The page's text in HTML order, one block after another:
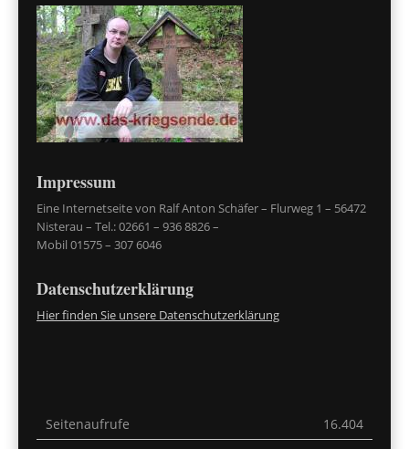
Impressum
Eine Internetseite von Ralf Anton Schäfer – Flurweg 1 – 56472
Nisterau – Tel.: 02661 – 936 8826 –
Mobil 01575 – 307 6046
Datenschutzerklärung
Hier finden Sie unsere Datenschutzerklärung
Seitenaufrufe
16.404